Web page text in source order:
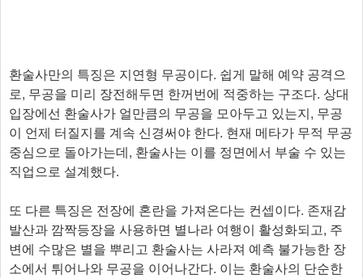
환술사만의 특징은 지연형 무공이다. 쉽게 말해 예약 공격으
로, 무공을 미리 장전해두면 한꺼번에 적중하는 구조다. 상대
입장에선 환술사가 얼만큼의 무공을 모아두고 있는지, 무공
이 언제 터질지를 계속 신경써야 한다. 현재 메타가 무적 무공
중심으로 돌아가는데, 환술사는 이를 정면에서 부술 수 있는
직업으로 설계했다.
또 다른 특징은 전장에 혼란을 가져온다는 컨셉이다. 존재감
발산과 깜짝등장을 사용하면 별나라 여행이 활성화되고, 주
변에 수많은 별을 뿌리고 환술사는 사라져 예측 불가능한 장
소에서 튀어나와 무공을 이어나간다. 이는 환술사의 단순한